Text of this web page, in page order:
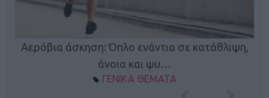
Αερόβια άσκηση: Όπλο ενάντια σε κατάθλιψη,
άνοια και ψυ…
ΓΕΝΙΚΑ ΘΕΜΑΤΑ